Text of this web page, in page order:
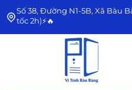
Số 38, Đường N1-5B, Xã Bàu
tốc 2h)⚡🔥